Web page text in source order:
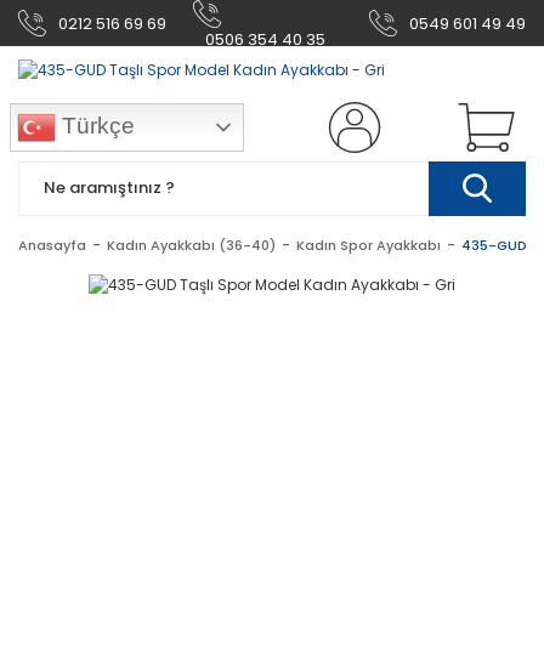
0212 516 69 69
0506 354 40 35
0549 601 49 49
Türkçe
Anasayfa Kadın Ayakkabı (36-40) Kadın Spor Ayakkabı 435-GUD